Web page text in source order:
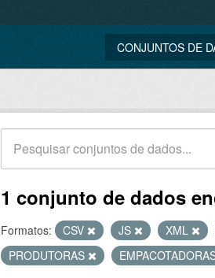
CONJUNTOS DE
1 conjunto de dados
Formatos: CSV JS XML
PRODUTORAS